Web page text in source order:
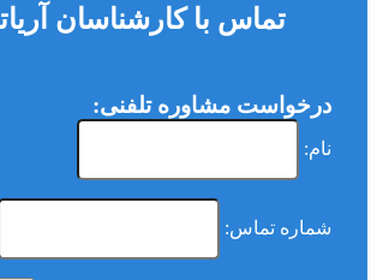
تماس با کارشناسان
درخواست مشاوره تلفنی:
نام:
شماره تماس: